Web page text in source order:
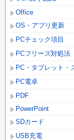
Office
OS・アプリ更新
PCチェック項目
PCフリーズ対処法
PC・タブレット・
PC電卓
PDF
PowerPoint
SDカード
USB充電